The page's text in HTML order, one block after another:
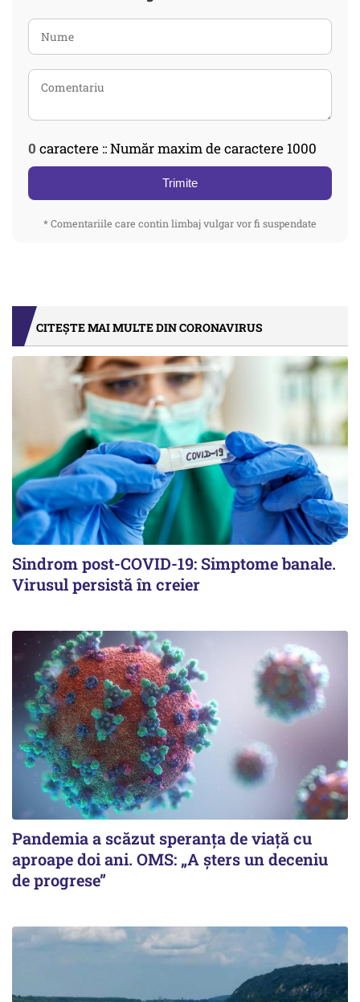
0 caractere :: Număr maxim de caractere 1000
Trimite
* Comentariile care contin limbaj vulgar vor fi suspendate
CITEȘTE MAI MULTE DIN CORONAVIRUS
Sindrom post-COVID-19: Simptome banale.
Virusul persistă în creier
Pandemia a scăzut speranţa de viaţă cu
aproape doi ani. OMS: „A şters un deceniu
de progrese”